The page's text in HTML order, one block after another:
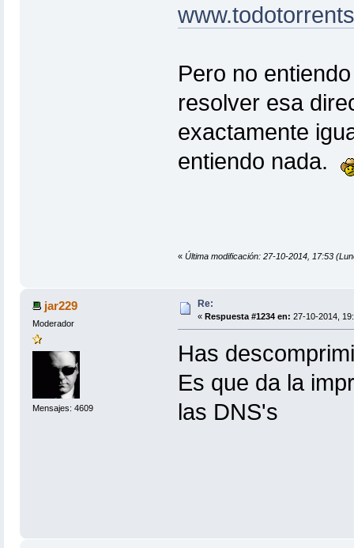
Pero no
resolver esa
exactamente
entiendo nada.
« Última modificación: 27-10-2014, 17:53
jar229
Moderador
Mensajes: 4609
Re:
« Respuesta #1234 en: 27-10-2014,
Has
Es que da la
las DNS's